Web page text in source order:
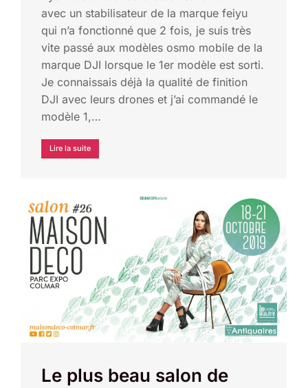
avec un stabilisateur de la marque feiyu
qui n’a fonctionné que 2 fois, je suis très
vite passé aux modèles osmo mobile de la
marque DJI lorsque le 1er modèle est sorti.
Je connaissais déjà la qualité de finition
DJI avec leurs drones et j’ai commandé le
modèle 1,…
Lire la suite
Le plus beau salon de